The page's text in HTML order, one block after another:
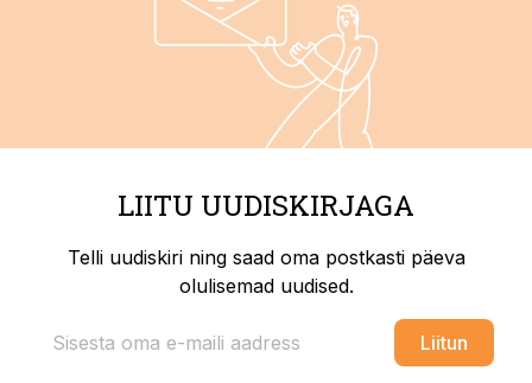
LIITU UUDISKIRJAGA
Telli uudiskiri ning saad oma postkasti päeva
olulisemad uudised.
Liitun